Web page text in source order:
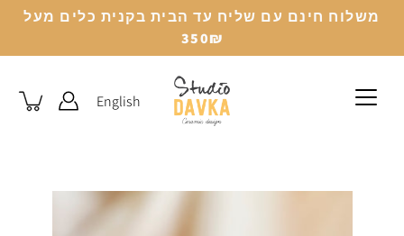
משלוח חינם עם שליח עד הבית בקנית כלים מעל
350₪
English